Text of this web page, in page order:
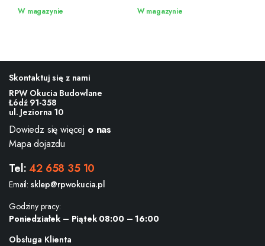
W magazynie
W magazynie
Skontaktuj się z nami
RPW Okucia Budowlane
Łódź 91-358
ul. Jeziorna 10
Dowiedz się więcej o nas
Mapa dojazdu
Tel:42 658 35 10
Email: sklep@rpwokucia.pl
Godziny pracy:
Poniedziałek – Piątek 08:00 – 16:00
Obsługa Klienta